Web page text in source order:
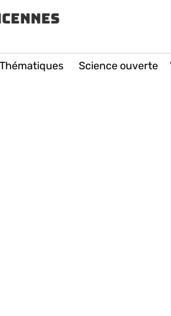
Thématiques Science ouverte